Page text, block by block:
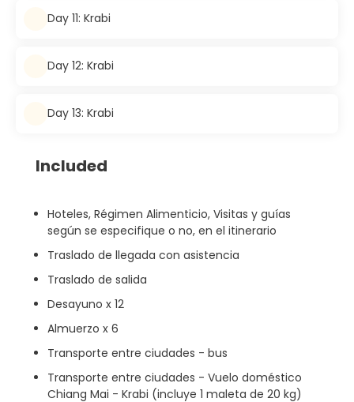
Day 11: Krabi
Day 12: Krabi
Day 13: Krabi
Included
Hoteles, Régimen Alimenticio, Visitas y guías
según se especifique o no, en el itinerario
Traslado de llegada con asistencia
Traslado de salida
Desayuno x 12
Almuerzo x 6
Transporte entre ciudades - bus
Transporte entre ciudades - Vuelo doméstico
Chiang Mai - Krabi (incluye 1 maleta de 20 kg)